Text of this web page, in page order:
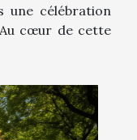
une célébration
cœur de cette